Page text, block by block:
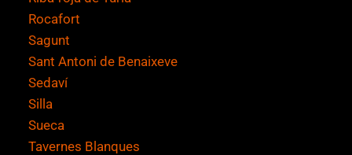
Rocafort
Sagunt
Sant Antoni de Benaixeve
Sedaví
Silla
Sueca
Tavernes Blanques